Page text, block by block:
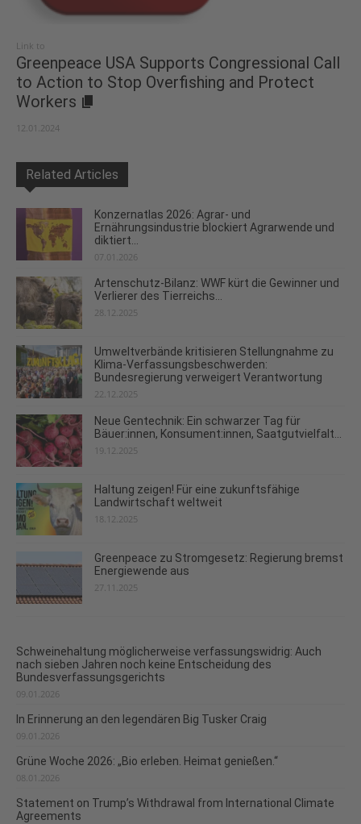
Link to
Greenpeace USA Supports Congressional Call
to Action to Stop Overfishing and Protect
Workers
12.01.2024
Related Articles
Konzernatlas 2026: Agrar- und
Ernährungsindustrie blockiert Agrarwende und
diktiert...
07.01.2026
Artenschutz-Bilanz: WWF kürt die Gewinner und
Verlierer des Tierreichs...
28.12.2025
Umweltverbände kritisieren Stellungnahme zu
Klima-Verfassungsbeschwerden:
Bundesregierung verweigert Verantwortung
22.12.2025
Neue Gentechnik: Ein schwarzer Tag für
Bäuer:innen, Konsument:innen, Saatgutvielfalt...
19.12.2025
Haltung zeigen! Für eine zukunftsfähige
Landwirtschaft weltweit
18.12.2025
Greenpeace zu Stromgesetz: Regierung bremst
Energiewende aus
27.11.2025
Schweinehaltung möglicherweise verfassungswidrig: Auch
nach sieben Jahren noch keine Entscheidung des
Bundesverfassungsgerichts
09.01.2026
In Erinnerung an den legendären Big Tusker Craig
09.01.2026
Grüne Woche 2026: „Bio erleben. Heimat genießen.“
08.01.2026
Statement on Trump’s Withdrawal from International Climate
Agreements